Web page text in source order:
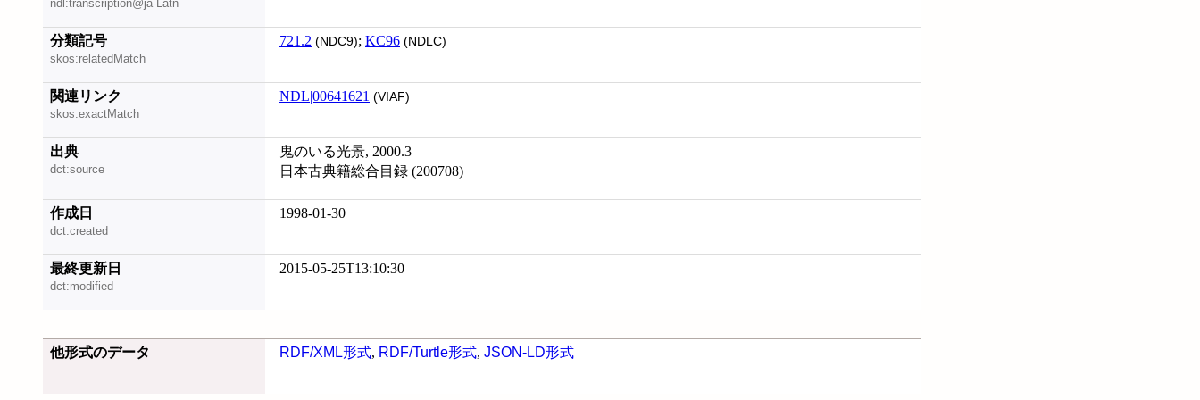
ndl:transcription@ja-Latn
分類記号
skos:relatedMatch
721.2 (NDC9); KC96 (NDLC)
関連リンク
skos:exactMatch
NDL|00641621 (VIAF)
出典
dct:source
鬼のいる光景, 2000.3
日本古典籍総合目録 (200708)
作成日
dct:created
1998-01-30
最終更新日
dct:modified
2015-05-25T13:10:30
他形式のデータ RDF/XML形式, RDF/Turtle形式, JSON-LD形式